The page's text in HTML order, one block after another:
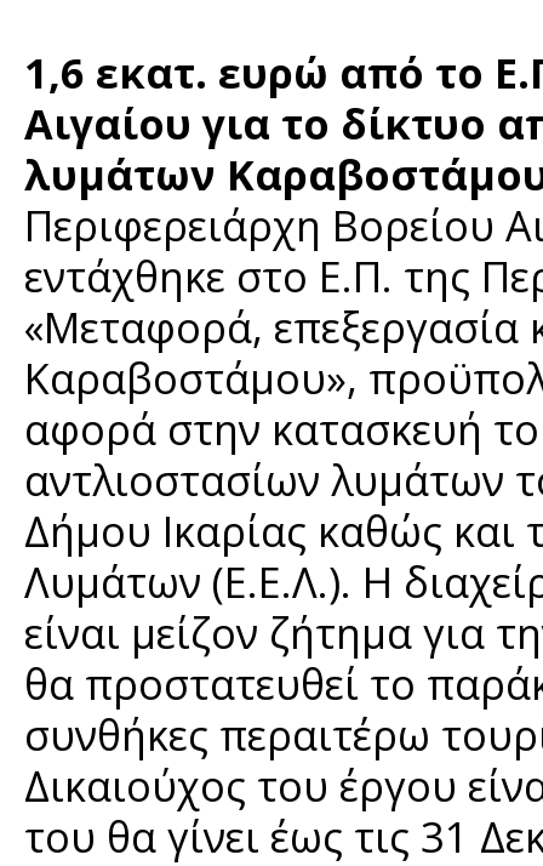
1,6 εκατ. ευρώ από το
Αιγαίου για το δίκτυο
λυμάτων
Περιφερειάρχη Βορείου
εντάχθηκε στο Ε.Π. της
«Μεταφορά, επεξεργασία
Καραβοστάμου»,
αφορά στην κατασκευή
αντλιοστασίων λυμάτων
Δήμου Ικαρίας καθώς και
Λυμάτων (Ε.Ε.Λ.). Η
είναι μείζον ζήτημα για
θα προστατευθεί το
συνθήκες περαιτέρω
Δικαιούχος του έργου
του θα γίνει έως τις 31